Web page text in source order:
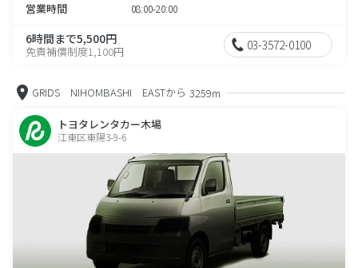
営業時間 08:00-20:00
6時間まで5,500円
免責補償制度1,100円 03-3572-0100
GRIDS NIHOMBASHI EASTから 3259m
トヨタレンタカー木場
江東区東陽3-9-6